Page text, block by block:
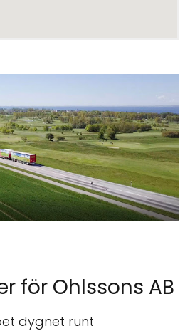
för Ohlssons AB
dygnet runt